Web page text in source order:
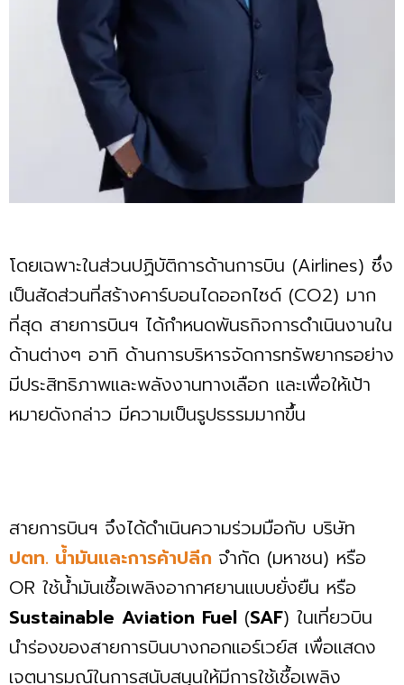
โดยเฉพาะในส่วนปฏิบัติการด้านการบิน (Airlines) ซึ่ง
เป็นสัดส่วนที่สร้างคาร์บอนไดออกไซด์ (CO2) มาก
ที่สุด สายการบินฯ ได้กำหนดพันธกิจการดำเนินงานใน
ด้านต่างๆ อาทิ ด้านการบริหารจัดการทรัพยากรอย่าง
มีประสิทธิภาพและพลังงานทางเลือก และเพื่อให้เป้า
หมายดังกล่าว มีความเป็นรูปธรรมมากขึ้น
สายการบินฯ จึงได้ดำเนินความร่วมมือกับ บริษัท
ปตท. น้ำมันและการค้าปลีก จำกัด (มหาชน) หรือ
OR ใช้น้ำมันเชื้อเพลิงอากาศยานแบบยั่งยืน หรือ
Sustainable Aviation Fuel (SAF) ในเที่ยวบิน
นำร่องของสายการบินบางกอกแอร์เวย์ส เพื่อแสดง
เจตนารมณ์ในการสนับสนุนให้มีการใช้เชื้อเพลิง